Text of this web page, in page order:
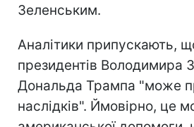
Зеленським.
Аналітики припускають,
президентів Володимира
Дональда Трампа "може
наслідків". Ймовірно, це